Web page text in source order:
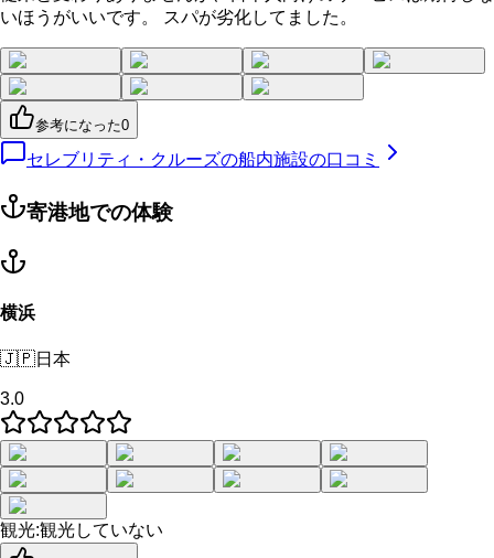
いほうがいいです。 スパが劣化してました。
参考になった0
セレブリティ・クルーズの船内施設の口コミ
寄港地での体験
横浜
🇯🇵日本
3.0
観光:観光していない